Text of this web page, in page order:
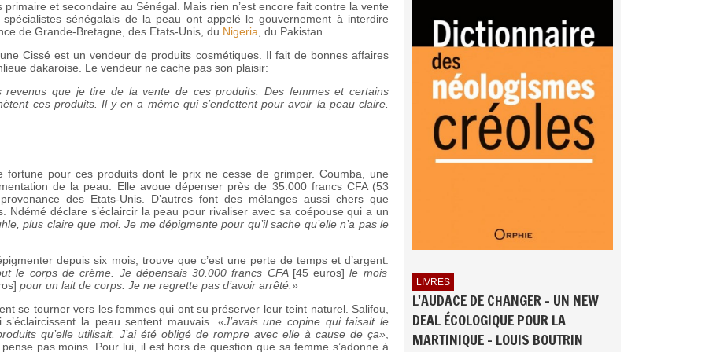
et secondaire au Sénégal. Mais rien n’est encore fait contre la vente
sénégalais de la peau ont appelé le gouvernement à interdire
de Grande-Bretagne, des Etats-Unis, du Nigeria , du Pakistan.
Cissé est un vendeur de produits cosmétiques. Il fait de bonnes affaires
dakaroise. Le vendeur ne cache pas son plaisir:
revenus que je tire de la vente de ces produits. Des femmes et certains
ces produits. Il y en a même qui s’endettent pour avoir la peau claire.
fortune pour ces produits dont le prix ne cesse de grimper. Coumba, une
de la peau. Elle avoue dépenser près de 35.000 francs CFA (53
des Etats-Unis. D’autres font des mélanges aussi chers que
déclare s’éclaircir la peau pour rivaliser avec sa coépouse qui a un
plus claire que moi. Je me dépigmente pour qu’il sache qu’elle n’a pas le
depuis six mois, trouve que c’est une perte de temps et d’argent:
le corps de crème. Je dépensais 30.000 francs CFA [45 euros] le mois
pour un lait de corps. Je ne regrette pas d’avoir arrêté.»
se tourner vers les femmes qui ont su préserver leur teint naturel. Salifou,
la peau sentent mauvais. «J’avais une copine qui faisait le
qu’elle utilisait. J’ai été obligé de rompre avec elle à cause de ça»
pas moins. Pour lui, il est hors de question que sa femme s’adonne à
LIVRES
L'AUDACE DE CHANGER - UN NEW
DEAL ÉCOLOGIQUE POUR LA
MARTINIQUE - LOUIS BOUTRIN